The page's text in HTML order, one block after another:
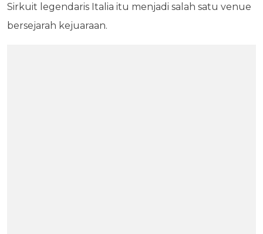
Sirkuit legendaris Italia itu menjadi salah satu venue
bersejarah kejuaraan.